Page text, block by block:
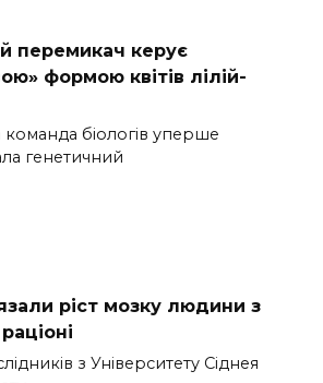
перемикач керує
формою квітів лілій-
біологів уперше
генетичний
ріст мозку людини з
з Університету Сіднея